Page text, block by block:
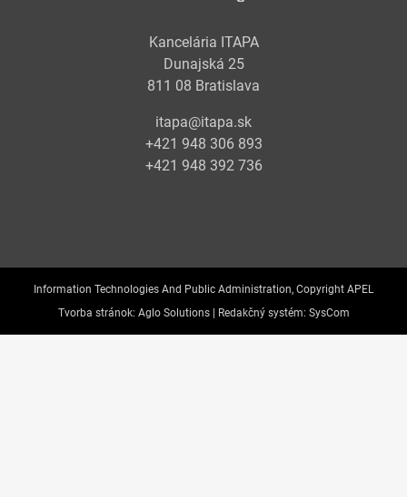
Kancelária ITAPA
Dunajská 25
811 08 Bratislava
itapa@itapa.sk
+421 948 306 893
+421 948 392 736
Information Technologies And Public Administration, Copyright APEL
Tvorba stránok: Aglo Solutions | Redakčný systém: SysCom